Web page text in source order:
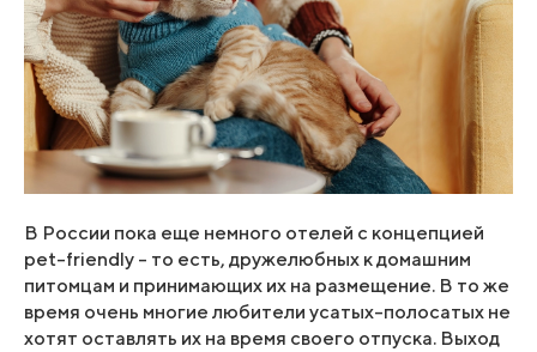
В России пока еще немного отелей с концепцией
pet-friendly – то есть, дружелюбных к домашним
питомцам и принимающих их на размещение. В то же
время очень многие любители усатых-полосатых не
хотят оставлять их на время своего отпуска. Выход